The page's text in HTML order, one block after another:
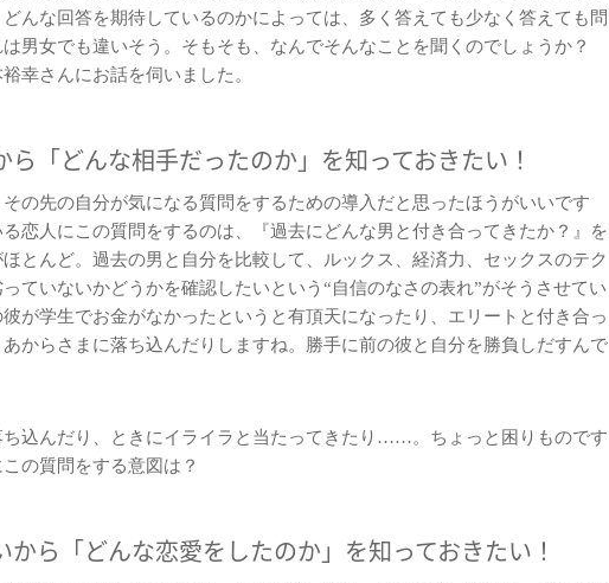
んな回答を期待しているのかによっては、多く答えても少なく答えても問
男女でも違いそう。そもそも、なんでそんなことを聞くのでしょうか？
幸さんにお話を伺いました。
ら「どんな相手だったのか」を知っておきたい！
その先の自分が気になる質問をするための導入だと思ったほうがいいです
恋人にこの質問をするのは、『過去にどんな男と付き合ってきたか？』を
とんど。過去の男と自分を比較して、ルックス、経済力、セックスのテク
ていないかどうかを確認したいという“自信のなさの表れ”がそうさせてい
が学生でお金がなかったというと有頂天になったり、エリートと付き合っ
からさまに落ち込んだりしますね。勝手に前の彼と自分を勝負しだすんで
込んだり、ときにイライラと当たってきたり……。ちょっと困りものです
の質問をする意図は？
から「どんな恋愛をしたのか」を知っておきたい！